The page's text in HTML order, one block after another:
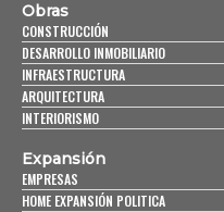
Obras
CONSTRUCCIÓN
DESARROLLO INMOBILIARIO
INFRAESTRUCTURA
ARQUITECTURA
INTERIORISMO
Expansión
EMPRESAS
HOME EXPANSIÓN POLITICA